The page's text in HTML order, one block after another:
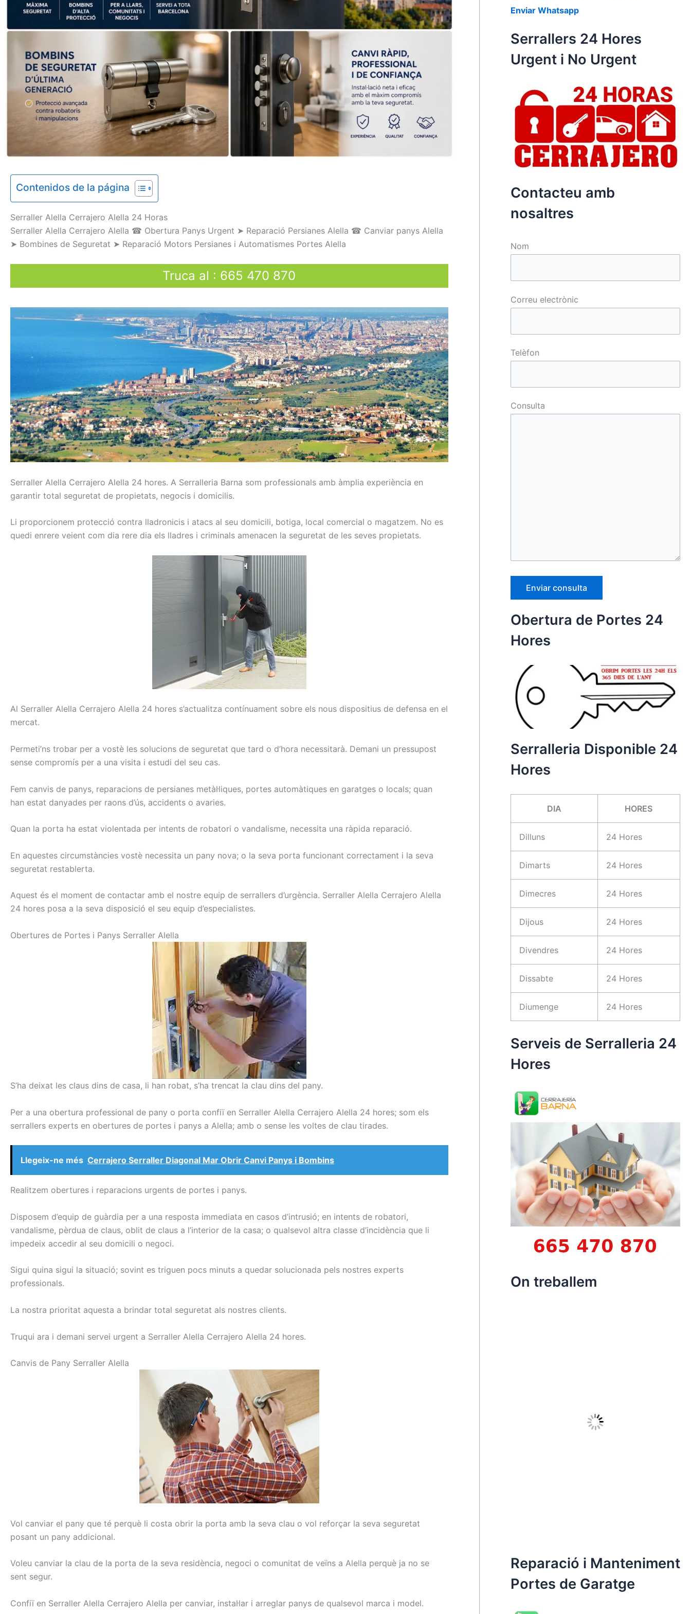
Contenidos de la página
Serraller Alella Cerrajero Alella 24 Horas
Serraller Alella Cerrajero Alella ☎ Obertura Panys Urgent ➤ Reparació Persianes Alella ☎ Canviar panys Alella
➤ Bombines de Seguretat ➤ Reparació Motors Persianes i Automatismes Portes Alella
Truca al : 665 470 870
Serraller Alella Cerrajero Alella 24 hores. A Serralleria Barna som professionals amb àmplia experiència en
garantir total seguretat de propietats, negocis i domicilis.
Li proporcionem protecció contra lladronicis i atacs al seu domicili, botiga, local comercial o magatzem. No es
quedi enrere veient com dia rere dia els lladres i criminals amenacen la seguretat de les seves propietats.
Al Serraller Alella Cerrajero Alella 24 hores s’actualitza contínuament sobre els nous dispositius de defensa en el
mercat.
Permeti’ns trobar per a vostè les solucions de seguretat que tard o d’hora necessitarà. Demani un pressupost
sense compromís per a una visita i estudi del seu cas.
Fem canvis de panys, reparacions de persianes metàl·liques, portes automàtiques en garatges o locals; quan
han estat danyades per raons d’ús, accidents o avaries.
Quan la porta ha estat violentada per intents de robatori o vandalisme, necessita una ràpida reparació.
En aquestes circumstàncies vostè necessita un pany nova; o la seva porta funcionant correctament i la seva
seguretat restablerta.
Aquest és el moment de contactar amb el nostre equip de serrallers d’urgència. Serraller Alella Cerrajero Alella
24 hores posa a la seva disposició el seu equip d’especialistes.
Obertures de Portes i Panys Serraller Alella
S’ha deixat les claus dins de casa, li han robat, s’ha trencat la clau dins del pany.
Per a una obertura professional de pany o porta confiï en Serraller Alella Cerrajero Alella 24 hores; som els
serrallers experts en obertures de portes i panys a Alella; amb o sense les voltes de clau tirades.
Llegeix-ne més Cerrajero Serraller Diagonal Mar Obrir Canvi Panys i Bombins
Realitzem obertures i reparacions urgents de portes i panys.
Disposem d’equip de guàrdia per a una resposta immediata en casos d’intrusió; en intents de robatori,
vandalisme, pèrdua de claus, oblit de claus a l’interior de la casa; o qualsevol altra classe d’incidència que li
impedeix accedir al seu domicili o negoci.
Sigui quina sigui la situació; sovint es triguen pocs minuts a quedar solucionada pels nostres experts
professionals.
La nostra prioritat aquesta a brindar total seguretat als nostres clients.
Truqui ara i demani servei urgent a Serraller Alella Cerrajero Alella 24 hores.
Canvis de Pany Serraller Alella
Vol canviar el pany que té perquè li costa obrir la porta amb la seva clau o vol reforçar la seva seguretat
posant un pany addicional.
Voleu canviar la clau de la porta de la seva residència, negoci o comunitat de veïns a Alella perquè ja no se
sent segur.
Confiï en Serraller Alella Cerrajero Alella per canviar, instal·lar i arreglar panys de qualsevol marca i model.
Enviar Whatsapp
Serrallers 24 Hores
Urgent i No Urgent
Contacteu amb
nosaltres
Nom
Correu electrònic
Telèfon
Consulta
Obertura de Portes 24
Hores
Serralleria Disponible 24
Hores
DIA HORES
Dilluns 24 Hores
Dimarts 24 Hores
Dimecres 24 Hores
Dijous 24 Hores
Divendres 24 Hores
Dissabte 24 Hores
Diumenge 24 Hores
Serveis de Serralleria 24
Hores
On treballem
Reparació i Manteniment
Portes de Garatge